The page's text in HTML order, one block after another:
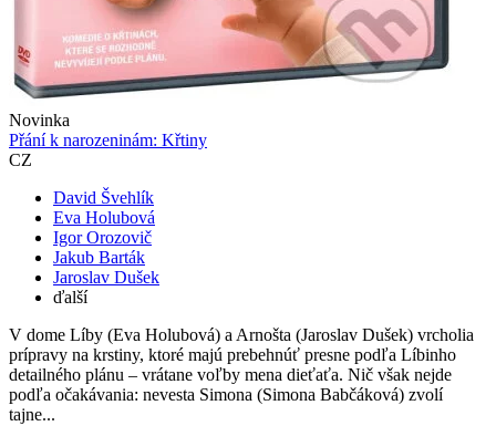
Novinka
Přání k narozeninám: Křtiny
CZ
David Švehlík
Eva Holubová
Igor Orozovič
Jakub Barták
Jaroslav Dušek
ďalší
V dome Líby (Eva Holubová) a Arnošta (Jaroslav Dušek) vrcholia
prípravy na krstiny, ktoré majú prebehnúť presne podľa Líbinho
detailného plánu – vrátane voľby mena dieťaťa. Nič však nejde
podľa očakávania: nevesta Simona (Simona Babčáková) zvolí
tajne...